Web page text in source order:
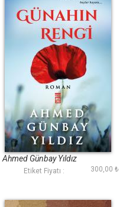
Günahın Rengi
Ahmed Günbay Yıldız
Etiket Fiyatı : 300,00 ₺